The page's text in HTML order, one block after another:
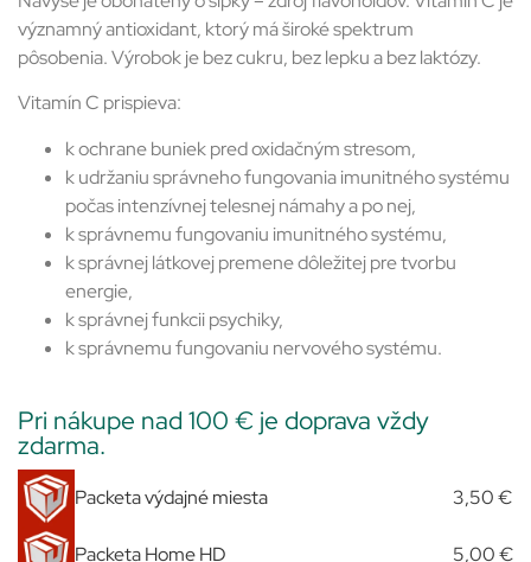
významný antioxidant, ktorý má široké spektrum
pôsobenia. Výrobok je bez cukru, bez lepku a bez laktózy.
Vitamín C prispieva:
k ochrane buniek pred oxidačným stresom,
k udržaniu správneho fungovania imunitného systému
počas intenzívnej telesnej námahy a po nej,
k správnemu fungovaniu imunitného systému,
k správnej látkovej premene dôležitej pre tvorbu
energie,
k správnej funkcii psychiky,
k správnemu fungovaniu nervového systému.
Pri nákupe nad 100 € je doprava vždy
zdarma.
Packeta výdajné miesta 3,50 €
Packeta Home HD 5,00 €